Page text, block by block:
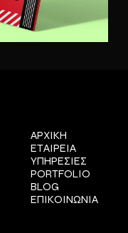
ΑΡΧΙΚΗ
ΕΤΑΙΡΕΙΑ
ΥΠΗΡΕΣΙΕΣ
PORTFOLIO
BLOG
ΕΠΙΚΟΙΝΩΝΙΑ